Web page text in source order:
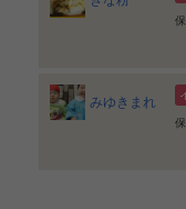
みゆきまれ